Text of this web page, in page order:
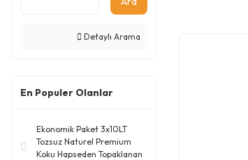
Detaylı Arama
En Populer Olanlar
Ekonomik Paket 3x10LT
Tozsuz Naturel Premium
Koku Hapseden Topaklanan